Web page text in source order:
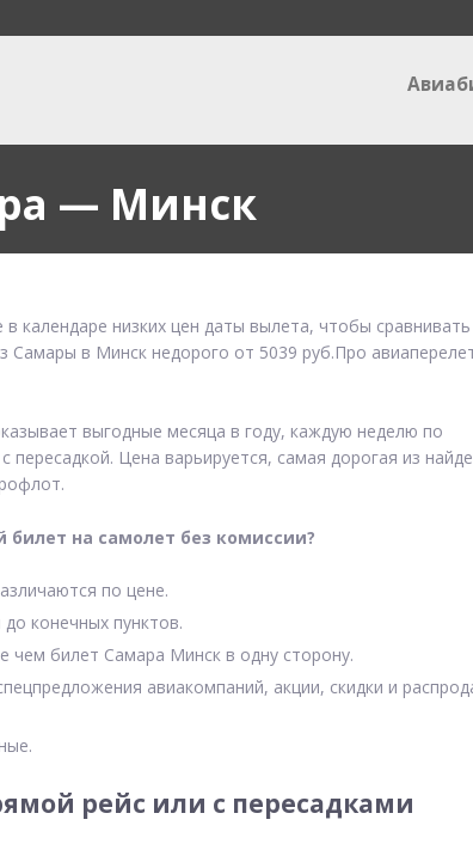
— Минск
календаре низких цен даты вылета, чтобы сравнивать
Самары в Минск недорого от 5039 руб.Про
выгодные месяца в году, каждую неделю по
Цена варьируется, самая дорогая из
на самолет без комиссии?
по цене.
конечных пунктов.
чем билет Самара Минск в одну сторону.
авиакомпаний, акции, скидки и
рейс или с пересадками